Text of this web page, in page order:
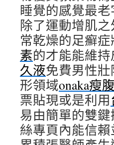
睡覺的感覺最
除了運動增肌
常乾燥的足癬
素的才能能維
久液免費男性
形領域onaka瘦
票貼現或是利用
易由簡單的雙
絲專頁內能信